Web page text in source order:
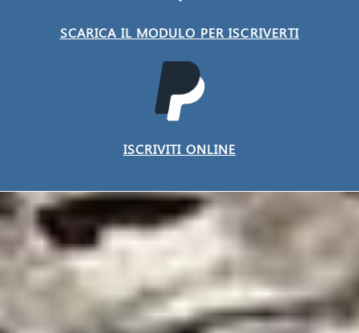
SCARICA IL MODULO PER ISCRIVERTI
ISCRIVITI ONLINE